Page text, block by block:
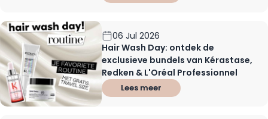
06 Jul 2026
Hair Wash Day: ontdek de
exclusieve bundels van Kérastase,
Redken & L'Oréal Professionnel
Lees meer